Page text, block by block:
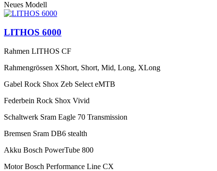
Neues Modell
LITHOS 6000
Rahmen LITHOS CF
Rahmengrössen XShort, Short, Mid, Long, XLong
Gabel Rock Shox Zeb Select eMTB
Federbein Rock Shox Vivid
Schaltwerk Sram Eagle 70 Transmission
Bremsen Sram DB6 stealth
Akku Bosch PowerTube 800
Motor Bosch Performance Line CX